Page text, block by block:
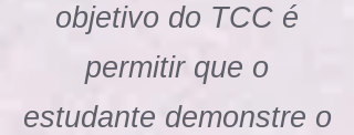
objetivo do TCC é
permitir que o
estudante demonstre o